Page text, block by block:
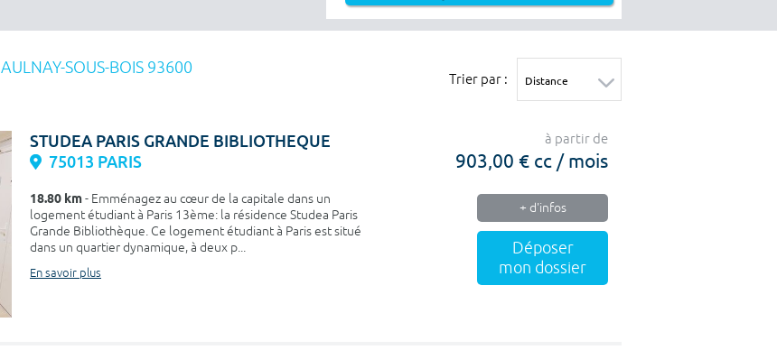
AULNAY-SOUS-BOIS 93600
Trier par :
STUDEA PARIS GRANDE BIBLIOTHEQUE
75013 PARIS
18.80 km- Emménagez au cœur de la capitale dans un
logement étudiant à Paris 13ème: la résidence Studea Paris
Grande Bibliothèque. Ce logement étudiant à Paris est situé
dans un quartier dynamique, à deux p...
En savoir plus
à partir de
903,00 € cc / mois
+ d'infos
Déposer
mon dossier